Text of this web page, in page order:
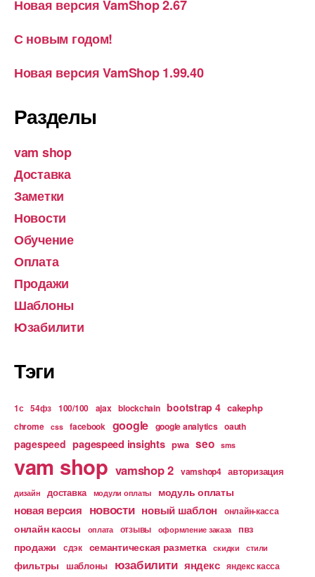
Новая версия VamShop 2.67
С новым годом!
Новая версия VamShop 1.99.40
Разделы
vam shop
Доставка
Заметки
Новости
Обучение
Оплата
Продажи
Шаблоны
Юзабилити
Тэги
1с 54фз 100/100 ajax blockchain bootstrap 4 cakephp
chrome css facebook google google analytics oauth
pagespeed pagespeed insights pwa seo sms
vam shop vamshop 2 vamshop4 авторизация
дизайн доставка модули оплаты модуль оплаты
новая версия новости новый шаблон онлайн-касса
онлайн кассы оплата отзывы оформление заказа пвз
продажи сдэк семантическая разметка скидки стили
фильтры шаблоны юзабилити яндекс яндекс касса